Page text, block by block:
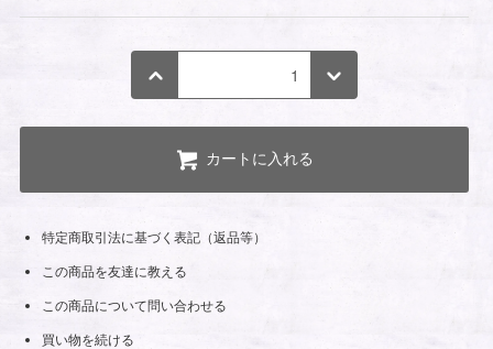
カートに入れる
特定商取引法に基づく表記（返品等）
この商品を友達に教える
この商品について問い合わせる
買い物を続ける